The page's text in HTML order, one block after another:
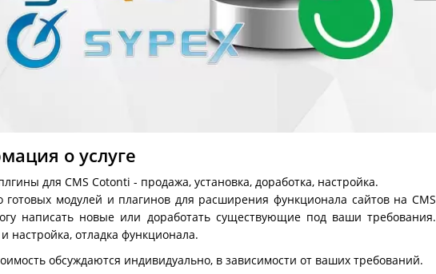
о услуге
для CMS Cotonti - продажа, установка, доработка, настройка.
готовых модулей и плагинов для расширения функционала сайтов на CMS
написать новые или доработать существующие под ваши требования.
настройка, отладка функционала.
обсуждаются индивидуально, в зависимости от ваших требований.